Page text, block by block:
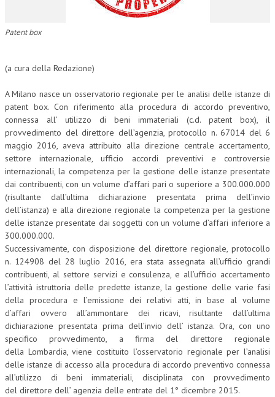
LA RIVISTA
LA RIVISTA
COMITATO SCIENTIFICO
COMITATO EDITORIALE
REDAZIONE
PEER REVIEW
CODICE ETICO
AUTORI
COLLABORA CON NOI
CORPORATE SOCIAL RESPONSIBILITY
ECONOMIA DELL’ARTE
INTERNAZIONALIZZAZIONE
Patent box
(a cura della Redazione)
A Milano nasce un osservatorio regionale per le analisi delle istanze di
patent box. Con riferimento alla procedura di accordo preventivo,
connessa all’ utilizzo di beni immateriali (c.d. patent box), il
provvedimento del direttore dell’agenzia, protocollo n. 67014 del 6
maggio 2016, aveva attribuito alla direzione centrale accertamento,
settore internazionale, ufficio accordi preventivi e controversie
internazionali, la competenza per la gestione delle istanze presentate
dai contribuenti, con un volume d’affari pari o superiore a 300.000.000
(risultante dall’ultima dichiarazione presentata prima dell’invio
dell’istanza) e alla direzione regionale la competenza per la gestione
delle istanze presentate dai soggetti con un volume d’affari inferiore a
300.000.000.
Successivamente, con disposizione del direttore regionale, protocollo
n. 124908 del 28 luglio 2016, era stata assegnata all’ufficio grandi
contribuenti, al settore servizi e consulenza, e all’ufficio accertamento
l’attività istruttoria delle predette istanze, la gestione delle varie fasi
della procedura e l’emissione dei relativi atti, in base al volume
d’affari ovvero all’ammontare dei ricavi, risultante dall’ultima
dichiarazione presentata prima dell’invio dell’ istanza. Ora, con uno
specifico provvedimento, a firma del direttore regionale
della Lombardia, viene costituito l’osservatorio regionale per l’analisi
delle istanze di accesso alla procedura di accordo preventivo connessa
all’utilizzo di beni immateriali, disciplinata con provvedimento
del direttore dell’ agenzia delle entrate del 1° dicembre 2015.